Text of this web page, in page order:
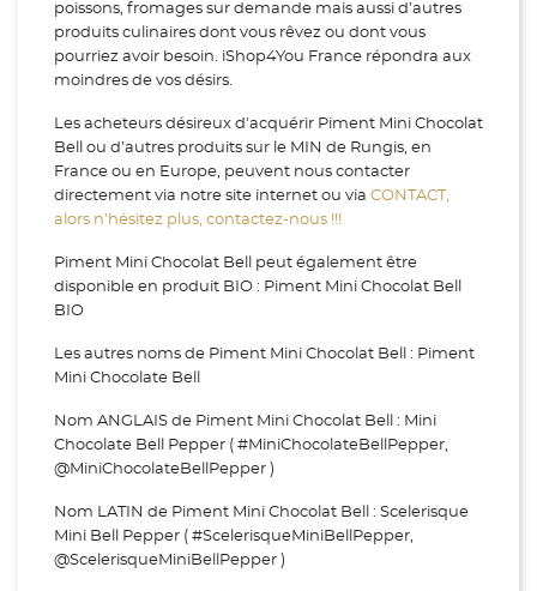
poissons, fromages sur demande mais aussi d’autres
produits culinaires dont vous rêvez ou dont vous
pourriez avoir besoin. iShop4You France répondra aux
moindres de vos désirs.
Les acheteurs désireux d'acquérir Piment Mini Chocolat
Bell ou d’autres produits sur le MIN de Rungis, en
France ou en Europe, peuvent nous contacter
directement via notre site internet ou via CONTACT,
alors n’hésitez plus, contactez-nous !!!
Piment Mini Chocolat Bell peut également être
disponible en produit BIO : Piment Mini Chocolat Bell
BIO
Les autres noms de Piment Mini Chocolat Bell : Piment
Mini Chocolate Bell
Nom ANGLAIS de Piment Mini Chocolat Bell : Mini
Chocolate Bell Pepper ( #MiniChocolateBellPepper,
@MiniChocolateBellPepper )
Nom LATIN de Piment Mini Chocolat Bell : Scelerisque
Mini Bell Pepper ( #ScelerisqueMiniBellPepper,
@ScelerisqueMiniBellPepper )